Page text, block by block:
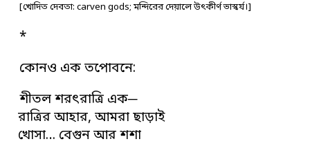
[খোদিত দেবতা: carven gods; মন্দিরের দেয়ালে উৎকীর্ণ ভাস্কর্য।]
*
কোনও এক তপোবনে:
শীতল শরৎরাত্রি এক─
রাত্রির আহার, আমরা ছাড়াই
খোসা… বেগুন আর শশা